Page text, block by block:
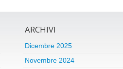
ARCHIVI
Dicembre 2025
Novembre 2024